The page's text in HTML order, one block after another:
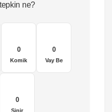
ne?
0
Komik
0
Vay Be
0
Sinir